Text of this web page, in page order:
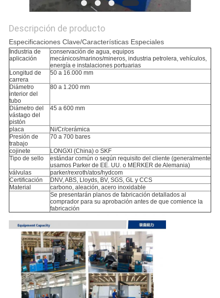
POLÍTICA
DE
PRIVACIDAD
Descripción de producto
Especificaciones Clave/Características Especiales
Industria de
aplicación
conservación de agua, equipos
mecánicos/marinos/mineros, industria petrolera, vehículos,
energía e instalaciones portuarias
Longitud de
carrera
50 a 16.000 mm
Diámetro
interior del
tubo
80 a 1.200 mm
Diámetro del
vástago del
pistón
45 a 600 mm
placa
Ni/Cr/cerámica
Presión de
trabajo
70 a 700 bares
cojinete
LONGXI (China) o SKF
Tipo de sello
estándar común o según requisito del cliente (generalmente
usamos Parker de EE. UU. o MERKER de Alemania)
válvulas
parker/rexroth/atos/hydcom
Certificación
DNV, ABS, Lloyds, BV, SGS, GL y CCS
Material
carbono, aleación, acero inoxidable
Se presentarán planos de fabricación detallados al
comprador para su aprobación antes de que comience la
fabricación